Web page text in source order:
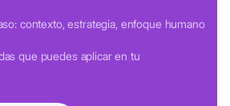
contexto, estrategia, enfoque humano
que puedes aplicar en tu